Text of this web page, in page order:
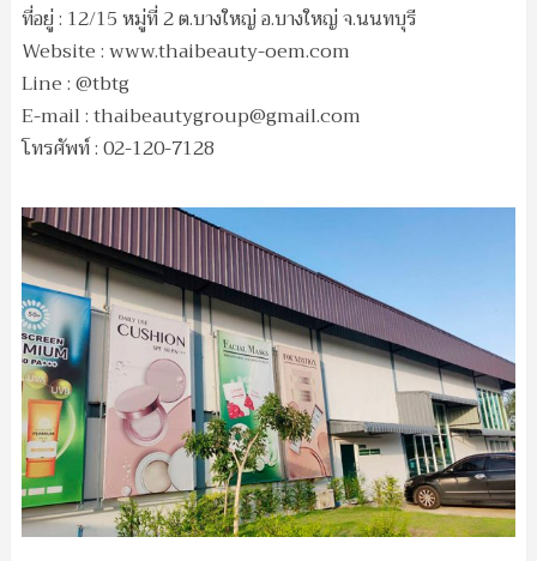
ที่อยู่ : 12/15 หมู่ที่ 2 ต.บางใหญ่ อ.บางใหญ่ จ.นนทบุรี
Website : www.thaibeauty-oem.com
Line : @tbtg
E-mail :thaibeautygroup@gmail.com
โทรศัพท์ : 02-120-7128